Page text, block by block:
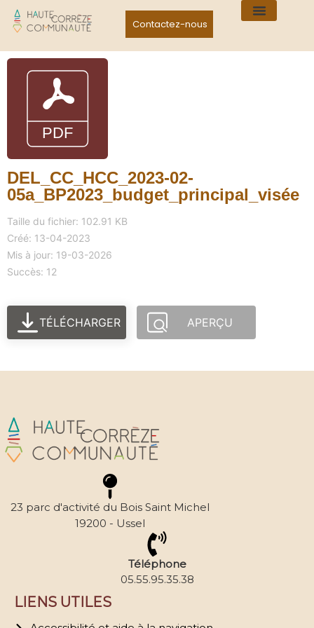
Contactez-nous
DEL_CC_HCC_2023-02-
05a_BP2023_budget_principal_visée
Taille du fichier: 102.91 KB
Créé: 13-04-2023
Mis à jour: 19-03-2026
Succès: 12
TÉLÉCHARGER APERÇU
23 parc d'activité du Bois Saint Michel
19200 - Ussel
Téléphone
05.55.95.35.38
LIENS UTILES